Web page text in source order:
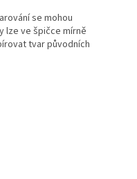
se mohou
lze ve špičce mírně
tvar původních